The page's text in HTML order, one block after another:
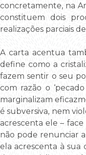
concretamente, na
constituem dois
realizações parciais
A carta acentua
define como a
fazem sentir o seu
com razão o
marginalizam
é subversiva, nem
acrescenta ele – face
não pode renunciar
ela acrescenta à sua